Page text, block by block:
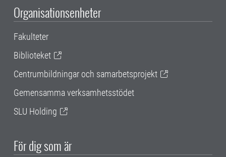
Organisationsenheter
Fakulteter
Biblioteket
Centrumbildningar och samarbetsprojekt
Gemensamma verksamhetsstödet
SLU Holding
För dig som är